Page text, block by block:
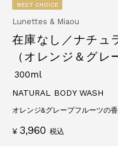
BEST CHOICE
Lunettes & Miaou
在庫なし／ナチュ
（オレンジ＆グレ
300ml
NATURAL BODY WASH
オレンジ&グレープフルーツの香
¥ 3,960 税込